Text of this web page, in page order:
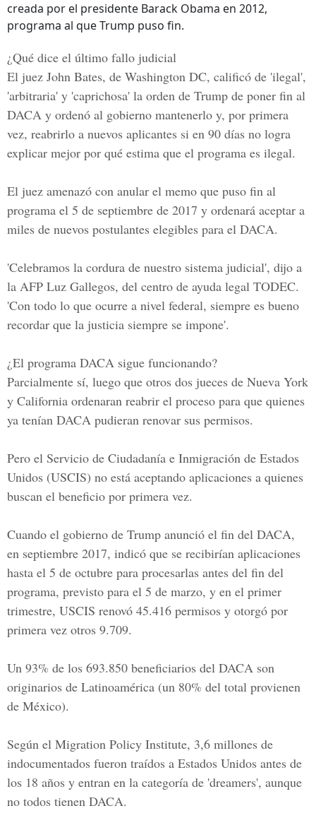
creada por el presidente Barack Obama en 2012,
programa al que Trump puso fin.
¿Qué dice el último fallo judicial
El juez John Bates, de Washington DC, calificó de 'ilegal',
'arbitraria' y 'caprichosa' la orden de Trump de poner fin al
DACA y ordenó al gobierno mantenerlo y, por primera
vez, reabrirlo a nuevos aplicantes si en 90 días no logra
explicar mejor por qué estima que el programa es ilegal.
El juez amenazó con anular el memo que puso fin al
programa el 5 de septiembre de 2017 y ordenará aceptar a
miles de nuevos postulantes elegibles para el DACA.
'Celebramos la cordura de nuestro sistema judicial', dijo a
la AFP Luz Gallegos, del centro de ayuda legal TODEC.
'Con todo lo que ocurre a nivel federal, siempre es bueno
recordar que la justicia siempre se impone'.
¿El programa DACA sigue funcionando?
Parcialmente sí, luego que otros dos jueces de Nueva York
y California ordenaran reabrir el proceso para que quienes
ya tenían DACA pudieran renovar sus permisos.
Pero el Servicio de Ciudadanía e Inmigración de Estados
Unidos (USCIS) no está aceptando aplicaciones a quienes
buscan el beneficio por primera vez.
Cuando el gobierno de Trump anunció el fin del DACA,
en septiembre 2017, indicó que se recibirían aplicaciones
hasta el 5 de octubre para procesarlas antes del fin del
programa, previsto para el 5 de marzo, y en el primer
trimestre, USCIS renovó 45.416 permisos y otorgó por
primera vez otros 9.709.
Un 93% de los 693.850 beneficiarios del DACA son
originarios de Latinoamérica (un 80% del total provienen
de México).
Según el Migration Policy Institute, 3,6 millones de
indocumentados fueron traídos a Estados Unidos antes de
los 18 años y entran en la categoría de 'dreamers', aunque
no todos tienen DACA.